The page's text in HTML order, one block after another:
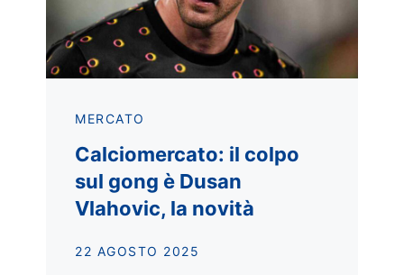
MERCATO
Calciomercato: il colpo
sul gong è Dusan
Vlahovic, la novità
22 AGOSTO 2025